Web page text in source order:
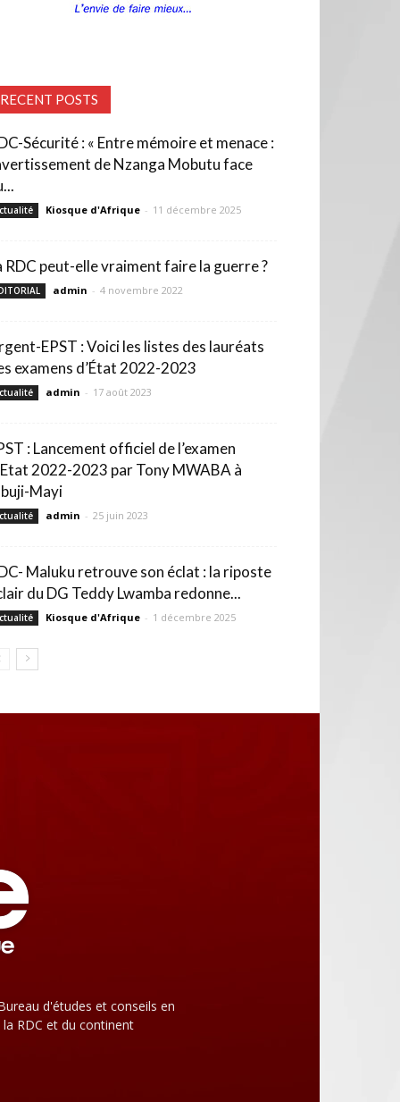
RECENT POSTS
Sécurité : « Entre mémoire et menace :
de Nzanga Mobutu face
Kiosque d'Afrique - 11 décembre 2025
RDC peut-elle vraiment faire la guerre ?
admin - 4 novembre 2022
EPST : Voici les listes des lauréats
examens d’État 2022-2023
admin - 17 août 2023
: Lancement officiel de l’examen
2022-2023 par Tony MWABA à
Mayi
admin - 25 juin 2023
Maluku retrouve son éclat : la riposte
du DG Teddy Lwamba redonne...
Kiosque d'Afrique - 1 décembre 2025
d'études et conseils en
RDC et du continent